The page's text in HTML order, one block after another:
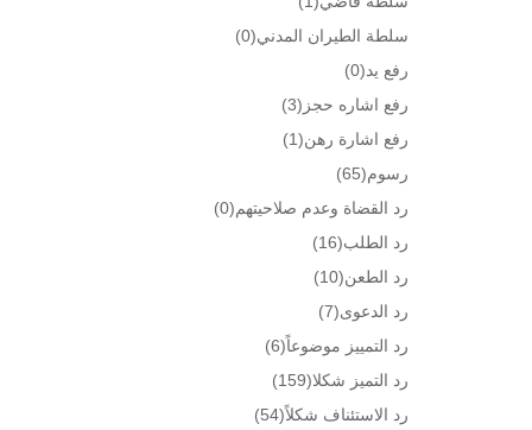
سلطة الطيران المدني(0)
رفع يد(0)
رفع اشاره حجز (3)
رفع اشارة رهن(1)
رسوم(65)
رد القضاة وعدم صلاحيتهم(0)
رد الطلب(16)
رد الطعن(10)
رد الدعوى(7)
رد التمييز موضوعاً(6)
رد التميز شكلا(159)
رد الاستئناف شكلاً(54)